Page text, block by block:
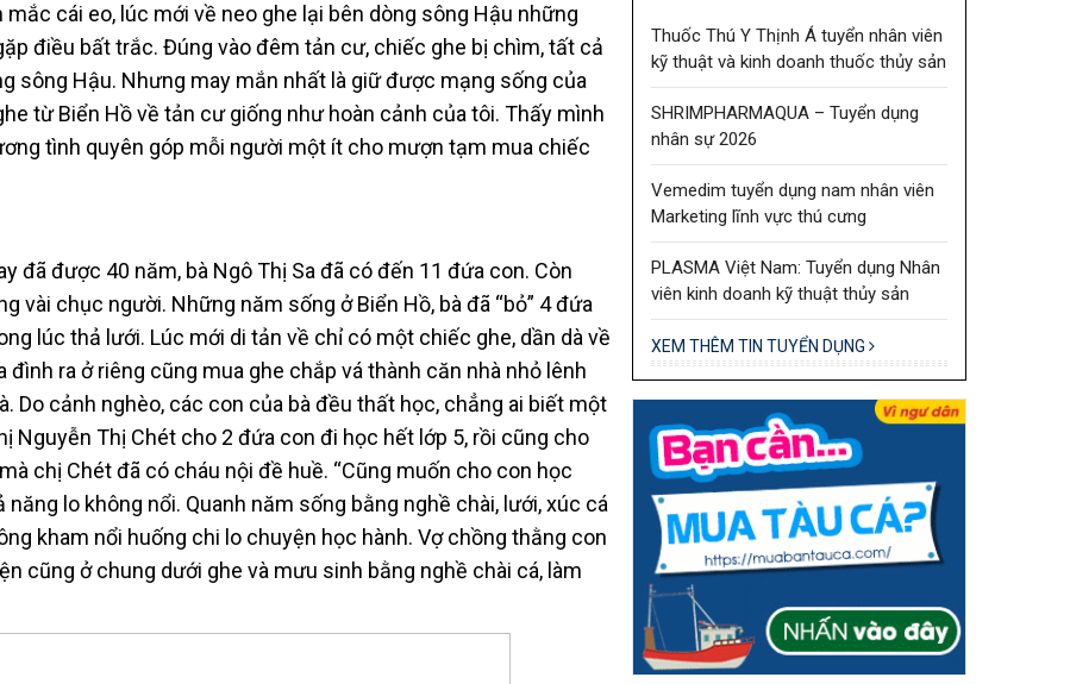
cái eo, lúc mới về neo ghe lại bên dòng sông Hậu những
điều bất trắc. Đúng vào đêm tản cư, chiếc ghe bị chìm, tất cả
sông Hậu. Nhưng may mắn nhất là giữ được mạng sống của
từ Biển Hồ về tản cư giống như hoàn cảnh của tôi. Thấy mình
tình quyên góp mỗi người một ít cho mượn tạm mua chiếc
đã được 40 năm, bà Ngô Thị Sa đã có đến 11 đứa con. Còn
vài chục người. Những năm sống ở Biển Hồ, bà đã “bỏ” 4 đứa
lúc thả lưới. Lúc mới di tản về chỉ có một chiếc ghe, dần dà về
đình ra ở riêng cũng mua ghe chắp vá thành căn nhà nhỏ lênh
Do cảnh nghèo, các con của bà đều thất học, chẳng ai biết một
Nguyễn Thị Chét cho 2 đứa con đi học hết lớp 5, rồi cũng cho
chị Chét đã có cháu nội đề huề. “Cũng muốn cho con học
lo không nổi. Quanh năm sống bằng nghề chài, lưới, xúc cá
kham nổi huống chi lo chuyện học hành. Vợ chồng thằng con
cũng ở chung dưới ghe và mưu sinh bằng nghề chài cá, làm
Thuốc Thú Y Thịnh Á tuyển nhân viên
kỹ thuật và kinh doanh thuốc thủy sản
SHRIMPHARMAQUA – Tuyển dụng
nhân sự 2026
Vemedim tuyển dụng nam nhân viên
Marketing lĩnh vực thú cưng
PLASMA Việt Nam: Tuyển dụng Nhân
viên kinh doanh kỹ thuật thủy sản
XEM THÊM TIN TUYỂN DỤNG